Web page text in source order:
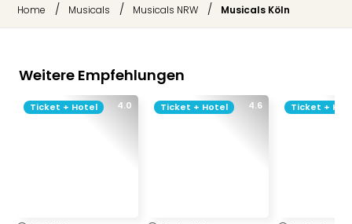
Home / Musicals / Musicals NRW / Musicals Köln
Weitere Empfehlungen
4.0
Ticket + Hotel 4.6
Ticket + Hotel Ticket +